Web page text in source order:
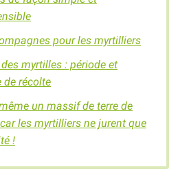
pour les myrtilliers
myrtilles : période et
de récolte
un massif de terre de
les myrtilliers ne jurent que
!